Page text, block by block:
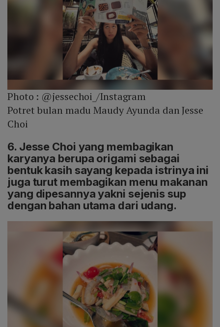
Photo : @jessechoi_/Instagram
Potret bulan madu Maudy Ayunda dan Jesse
Choi
6. Jesse Choi yang membagikan
karyanya berupa origami sebagai
bentuk kasih sayang kepada istrinya ini
juga turut membagikan menu makanan
yang dipesannya yakni sejenis sup
dengan bahan utama dari udang.